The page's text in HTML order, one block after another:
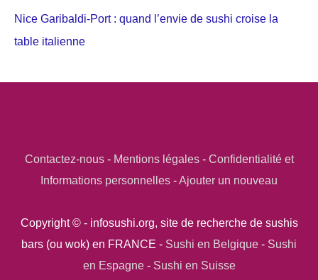
Nice Garibaldi-Port : quand l’envie de sushi croise la
table italienne
Contactez-nous- Mentions légales- Confidentialité et
Informations personnelles -Ajouter un nouveau
Copyright © - infosushi.org, site de recherche de sushis
bars (ou wok) en FRANCE - Sushi en Belgique - Sushi
en Espagne- Sushi en Suisse